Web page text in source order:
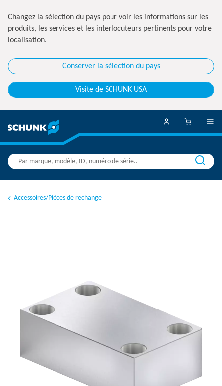
Changez la sélection du pays pour voir les informations sur les
produits, les services et les interlocuteurs pertinents pour votre
localisation.
Conserver la sélection du pays
Visite de SCHUNK USA
Accessoires/Pièces de rechange